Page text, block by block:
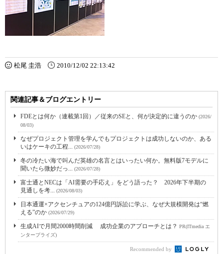
松尾 圭浩 2010/12/02 22:13:42
関連記事＆ブログエントリー
FDEとは何か（連載第1回）／従来のSEと、何が決定的に違うのか (2026/
08/03)
なぜプロジェクト管理を学んでもプロジェクトは成功しないのか、ある
いはケーキの工程... (2026/07/28)
冬の冷たい海で叫んだ英雄の名言とはいったい何か。無料版7モデルに
聞いたら微妙だっ... (2026/07/28)
富士通とNECは「AI需要の手応え」をどう語った？ 2026年下半期の
見通しを考... (2026/08/03)
日本通運×アクセンチュアの124億円訴訟に学ぶ、なぜ大規模開発は“燃
える”のか (2026/07/29)
生成AIで月間2000時間削減 成功企業のアプローチとは？ PR(ITmedia エ
ンタープライズ)
Recommended by